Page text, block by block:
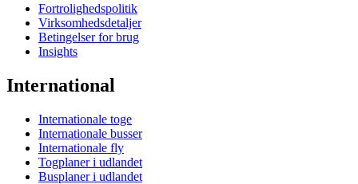
Fortrolighedspolitik
Virksomhedsdetaljer
Betingelser for brug
Insights
International
Internationale toge
Internationale busser
Internationale fly
Togplaner i udlandet
Busplaner i udlandet